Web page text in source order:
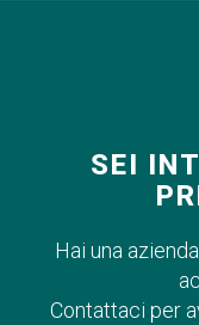
SEI
Hai una
Contattaci per